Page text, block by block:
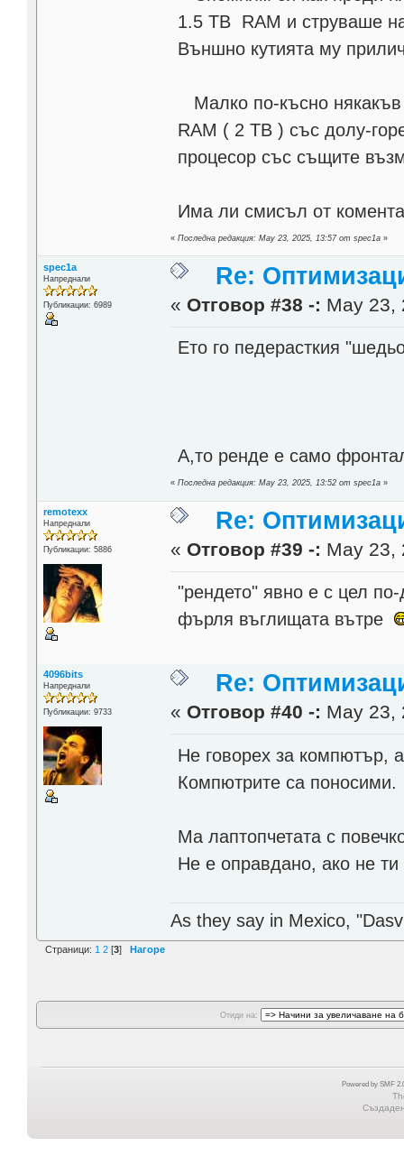
1.5 ТВ RAM и струваше
Външно кутията му
Малко по-късно
RAM ( 2 ТВ ) със долу-
процесор със същите
Има ли смисъл от
«Последна редакция: May 23, 2025, 13:57 от spec1a »
spec1a
Напреднали
Публикации: 6989
Re:
« Отговор #38 -: May 23,
Ето го педерасткия
А,то ренде е само
«Последна редакция: May 23, 2025, 13:52 от spec1a »
remotexx
Напреднали
Публикации: 5886
Re:
« Отговор #39 -: May 23,
"рендето" явно е с цел
фърля въглищата вътре
4096bits
Напреднали
Публикации: 9733
Re:
« Отговор #40 -: May 23,
Не говорех за компютър,
Компютрите са поносими.
Ма лаптопчетата с
Не е оправдано, ако не ти
As they say in Mexico,
Страници: 1 2 [3] Нагоре
Отиди на:
Powered by SMF